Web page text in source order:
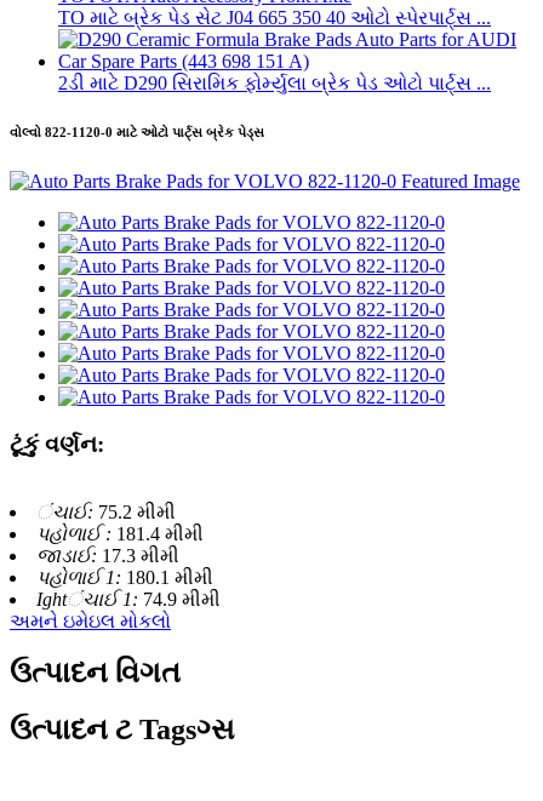
TO માટે બ્રેક પેડ સેટ J04 665 350 40 ઓટો સ્પેરપાર્ટ્સ ...
2ડી માટે D290 સિરામિક ફોર્મ્યુલા બ્રેક પેડ ઓટો પાર્ટ્સ ...
વોલ્વો 822-1120-0 માટે ઓટો પાર્ટ્સ બ્રેક પેડ્સ
ટૂંકું વર્ણન:
ંચાઈ: 75.2 મીમી
પહોળાઈ : 181.4 મીમી
જાડાઈ: 17.3 મીમી
પહોળાઈ 1: 180.1 મીમી
Ightંચાઈ 1: 74.9 મીમી
અમને ઇમેઇલ મોકલો
ઉત્પાદન વિગત
ઉત્પાદન ટ Tagsગ્સ